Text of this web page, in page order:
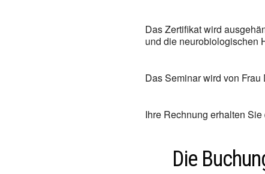
Das Zertifikat wird
und die neurobiologischen
Das Seminar wird von
Ihre Rechnung erhalten Sie
Die